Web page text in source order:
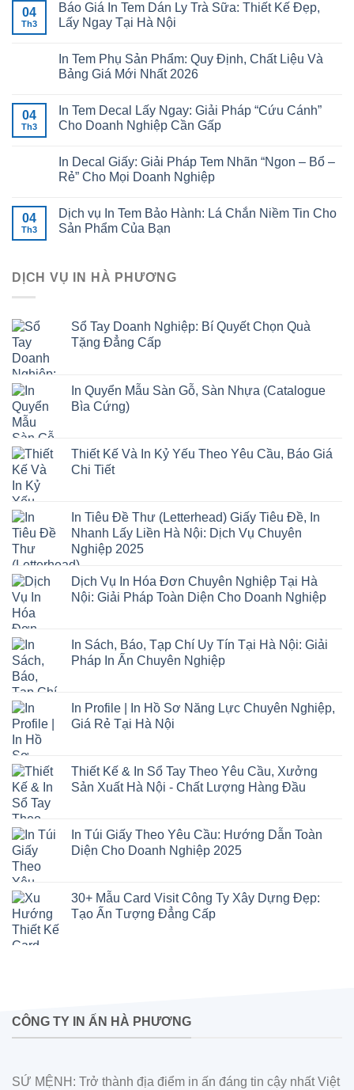
04
Th3
Báo Giá In Tem Dán Ly Trà Sữa: Thiết Kế Đẹp,
Lấy Ngay Tại Hà Nội
In Tem Phụ Sản Phẩm: Quy Định, Chất Liệu Và
Bảng Giá Mới Nhất 2026
04
Th3
In Tem Decal Lấy Ngay: Giải Pháp “Cứu Cánh”
Cho Doanh Nghiệp Cần Gấp
In Decal Giấy: Giải Pháp Tem Nhãn “Ngon – Bổ –
Rẻ” Cho Mọi Doanh Nghiệp
04
Th3
Dịch vụ In Tem Bảo Hành: Lá Chắn Niềm Tin Cho
Sản Phẩm Của Bạn
DỊCH VỤ IN HÀ PHƯƠNG
Sổ Tay Doanh Nghiệp: Bí Quyết Chọn Quà
Tặng Đẳng Cấp
In Quyển Mẫu Sàn Gỗ, Sàn Nhựa (Catalogue
Bìa Cứng)
Thiết Kế Và In Kỷ Yếu Theo Yêu Cầu, Báo Giá
Chi Tiết
In Tiêu Đề Thư (Letterhead) Giấy Tiêu Đề, In
Nhanh Lấy Liền Hà Nội: Dịch Vụ Chuyên
Nghiệp 2025
Dịch Vụ In Hóa Đơn Chuyên Nghiệp Tại Hà
Nội: Giải Pháp Toàn Diện Cho Doanh Nghiệp
In Sách, Báo, Tạp Chí Uy Tín Tại Hà Nội: Giải
Pháp In Ấn Chuyên Nghiệp
In Profile | In Hồ Sơ Năng Lực Chuyên Nghiệp,
Giá Rẻ Tại Hà Nội
Thiết Kế & In Sổ Tay Theo Yêu Cầu, Xưởng
Sản Xuất Hà Nội - Chất Lượng Hàng Đầu
In Túi Giấy Theo Yêu Cầu: Hướng Dẫn Toàn
Diện Cho Doanh Nghiệp 2025
30+ Mẫu Card Visit Công Ty Xây Dựng Đẹp:
Tạo Ấn Tượng Đẳng Cấp
CÔNG TY IN ẤN HÀ PHƯƠNG
SỨ MỆNH: Trở thành địa điểm in ấn đáng tin cậy nhất Việt